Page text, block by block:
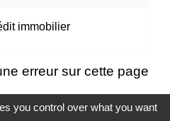
immobilier
erreur sur cette page
you control over what you want